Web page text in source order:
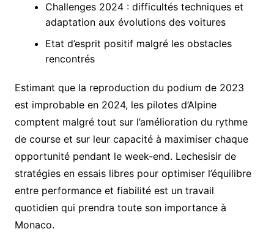
Challenges 2024 : difficultés techniques et
adaptation aux évolutions des voitures
Etat d’esprit positif malgré les obstacles
rencontrés
Estimant que la reproduction du podium de 2023
est improbable en 2024, les pilotes d’Alpine
comptent malgré tout sur l’amélioration du rythme
de course et sur leur capacité à maximiser chaque
opportunité pendant le week-end. Lechesisir de
stratégies en essais libres pour optimiser l’équilibre
entre performance et fiabilité est un travail
quotidien qui prendra toute son importance à
Monaco.